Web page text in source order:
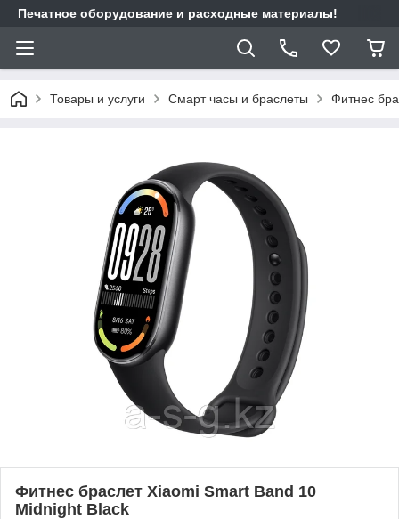
Печатное оборудование и расходные материалы!
Товары и услуги Смарт часы и браслеты Фитнес
Фитнес браслет Xiaomi Smart Band 10
Midnight Black